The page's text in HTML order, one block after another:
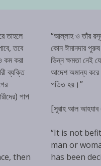
তাহলে
তবে
কম করা
ব্যক্তি
পাপ
then
“আল্লাহ ও তাঁর
কোন ঈমানদার পুরুষ
ভিন্ন ক্ষমতা নেই
আদেশ অমান্য করে
পতিত হয়।”
[সূরাহ আল
“It is not
man or
has been